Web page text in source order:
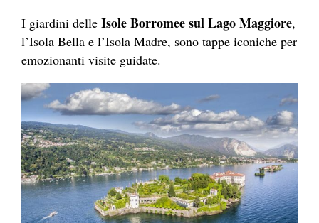
I giardini delle Isole Borromee sul Lago Maggiore,
l’Isola Bella e l’Isola Madre, sono tappe iconiche per
emozionanti visite guidate.